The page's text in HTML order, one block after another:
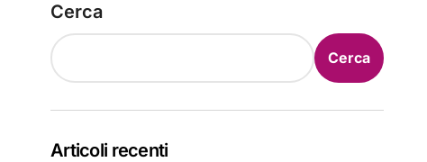
Cerca
Cerca
Articoli recenti